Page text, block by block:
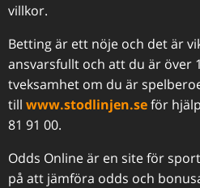
villkor.
Betting är ett nöje och det är
ansvarsfullt och att du är över
tveksamhet om du är
till www.stodlinjen.seför
81 91 00.
Odds Online är en site för
på att jämföra odds och